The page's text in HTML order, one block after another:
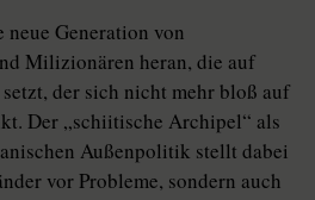
Generation von
Milizionären heran, die auf
der sich nicht mehr bloß auf
Der „schiitische Archipel“ als
Außenpolitik stellt dabei
vor Probleme, sondern auch